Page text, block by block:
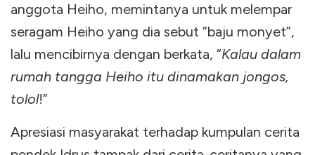
anggota Heiho, memintanya untuk melempar
seragam Heiho yang dia sebut “baju monyet”,
lalu mencibirnya dengan berkata, “Kalau dalam
rumah tangga Heiho itu dinamakan jongos,
tolol!”
Apresiasi masyarakat terhadap kumpulan cerita